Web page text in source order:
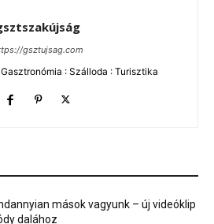
gsztujsag.com
: Szálloda : Turisztika
mások vagyunk – új videóklip
dalához